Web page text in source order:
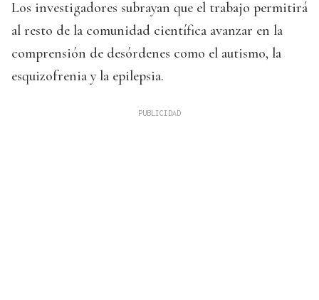
Los investigadores subrayan que el trabajo permitirá
al resto de la comunidad científica avanzar en la
comprensión de desórdenes como el autismo, la
esquizofrenia y la epilepsia.